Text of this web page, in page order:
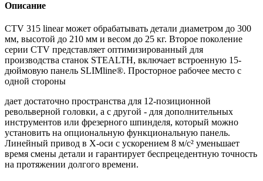
Описание
CTV 315 linear может обрабатывать детали диаметром до 300
мм, высотой до 210 мм и весом до 25 кг. Второе поколение
серии CTV представляет оптимизированный для
производства станок STEALTH, включает встроенную 15-
дюймовую панель SLIMline®. Просторное рабочее место с
одной стороны
дает достаточно пространства для 12-позиционной
револьверной головки, а с другой - для дополнительных
инструментов или фрезерного шпинделя, который можно
установить на опциональную функциональную панель.
Линейный привод в X-оси с ускорением 8 м/с² уменьшает
время смены детали и гарантирует беспрецедентную точность
на протяжении долгого времени.